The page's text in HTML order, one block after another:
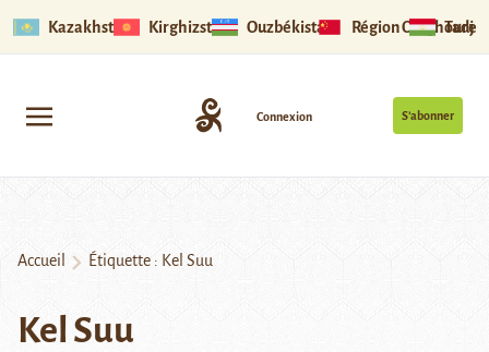
Kazakhstan Kirghizstan Ouzbékistan Région Ouïghoure
S’abonner
Connexion
Accueil Étiquette : Kel Suu
Kel Suu